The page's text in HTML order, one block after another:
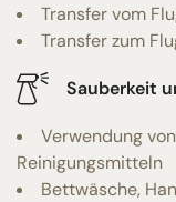
Transfer vom
Transfer zum
Sauberkeit
Verwendung
Reinigungsmitteln
Bettwäsche,